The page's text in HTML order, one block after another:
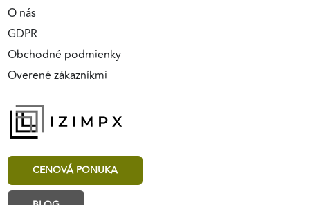
O nás
GDPR
Obchodné podmienky
Overené zákazníkmi
CENOVÁ PONUKA